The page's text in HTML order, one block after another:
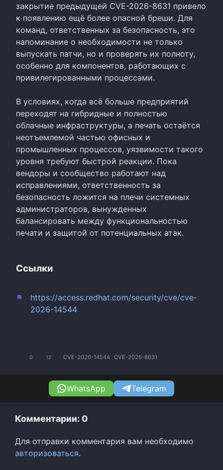
закрытие предыдущей CVE-2026-8631 привело
к появлению ещё более опасной бреши. Для
команд, ответственных за безопасность, это
напоминание о необходимости не только
выпускать патчи, но и проверять их полноту,
особенно для компонентов, работающих с
привилегированными процессами.
В условиях, когда всё больше предприятий
переходят на гибридные и полностью
облачные инфраструктуры, а печать остаётся
неотъемлемой частью офисных и
промышленных процессов, уязвимости такого
уровня требуют быстрой реакции. Пока
вендоры и сообщество работают над
исправлениями, ответственность за
безопасность ложится на плечи системных
администраторов, вынужденных
балансировать между функциональностью
печати и защитой от потенциальных атак.
Ссылки
https://access.redhat.com/security/cve/cve-
2026-14544
0 12 CVE-2026-14544 CVE-2026-8631
WhatsApp Telegram
Комментарии: 0
Для отправки комментария вам необходимо
авторизоваться.